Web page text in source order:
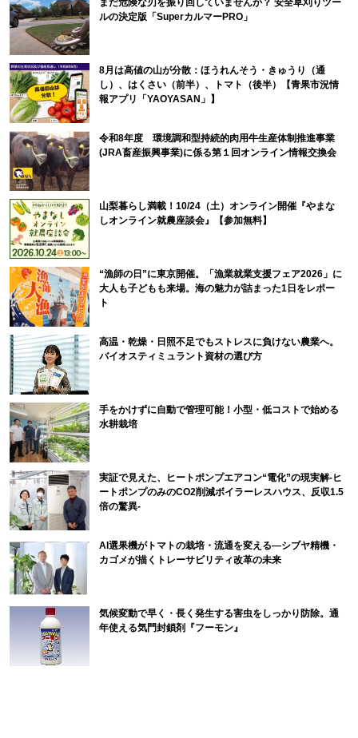
まだ危険な刃を振り回していませんか？ 安全草刈りツー
ルの決定版「SuperカルマーPRO」
8月は高値の山が分散：ほうれんそう・きゅうり（通
し）、はくさい（前半）、トマト（後半）【青果市況情
報アプリ「YAOYASAN」】
令和8年度 環境調和型持続的肉用牛生産体制推進事業
(JRA畜産振興事業)に係る第１回オンライン情報交換会
山梨暮らし満載！10/24（土）オンライン開催『やまな
しオンライン就農座談会』【参加無料】
“漁師の日”に東京開催。「漁業就業支援フェア2026」に
大人も子どもも来場。海の魅力が詰まった1日をレポー
ト
高温・乾燥・日照不足でもストレスに負けない農業へ。
バイオスティミュラント資材の選び方
手をかけずに自動で管理可能！小型・低コストで始める
水耕栽培
実証で見えた、ヒートポンプエアコン“電化”の現実解-ヒ
ートポンプのみのCO2削減ボイラーレスハウス、反収1.5
倍の驚異-
AI選果機がトマトの栽培・流通を変える―シブヤ精機・
カゴメが描くトレーサビリティ改革の未来
気候変動で早く・長く発生する害虫をしっかり防除。通
年使える気門封鎖剤『フーモン』